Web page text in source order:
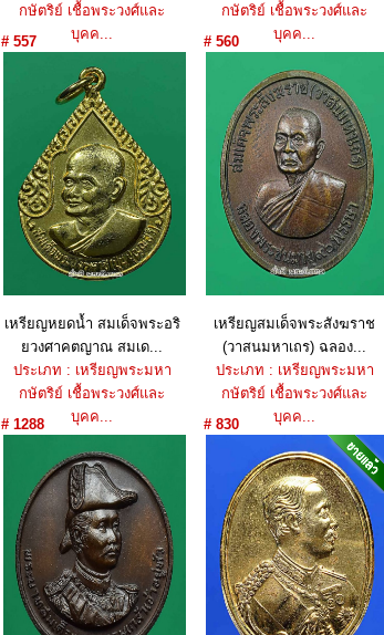
กษัตริย์ เชื้อพระวงศ์และ
บุคค...
ราคา : 450 บาท
กษัตริย์ เชื้อพระวงศ์และ
บุคค...
ราคา : 650 บาท
# 557
เหรียญหยดน้ำ สมเด็จพระอริ
ยวงศาคตญาณ สมเด...
ประเภท : เหรียญพระมหา
กษัตริย์ เชื้อพระวงศ์และ
บุคค...
ราคา : 550 บาท
# 560
เหรียญสมเด็จพระสังฆราช
(วาสนมหาเถร) ฉลอง...
ประเภท : เหรียญพระมหา
กษัตริย์ เชื้อพระวงศ์และ
บุคค...
ราคา : 450 บาท
# 1288 # 830